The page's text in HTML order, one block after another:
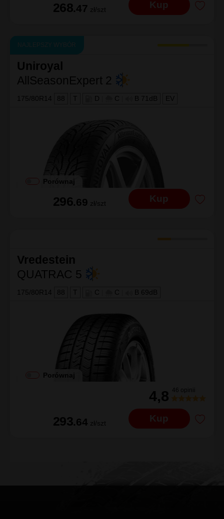
268.47 zł/szt Kup
NAJLEPSZY WYBÓR
Uniroyal
AllSeasonExpert 2
175/80R14 88 T D C B 71dB EV
Porównaj
296.69 zł/szt Kup
Vredestein
QUATRAC 5
175/80R14 88 T C C B 69dB
Porównaj
4,8 46 opinii
293.64 zł/szt Kup